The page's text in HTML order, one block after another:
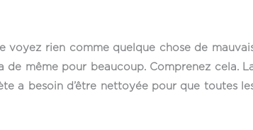
voyez rien comme quelque chose de
même pour beaucoup. Comprenez cela.
a besoin d’être nettoyée pour que toutes